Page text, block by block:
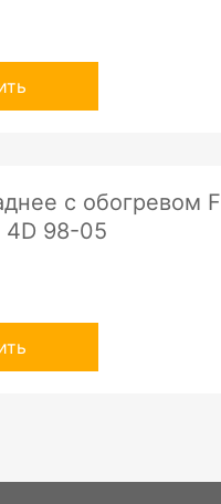
с обогревом
4D 98-05